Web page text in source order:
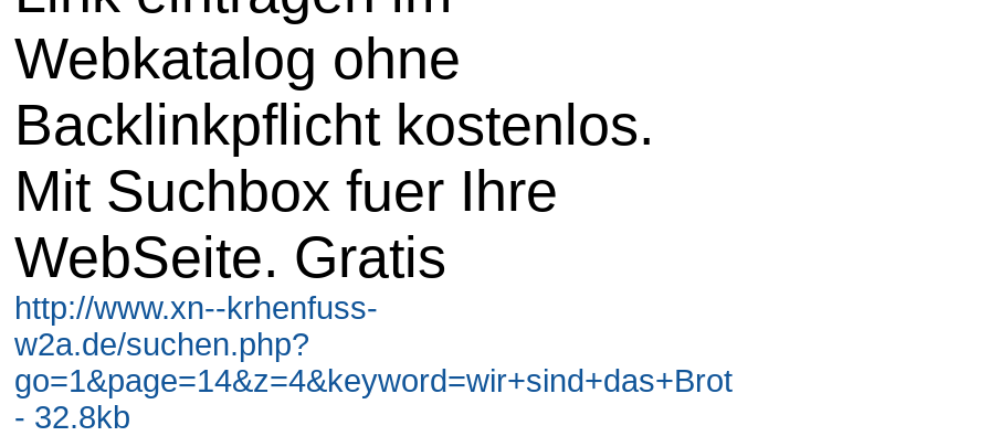
Webkatalog ohne
Backlinkpflicht kostenlos.
Mit Suchbox fuer Ihre
WebSeite. Gratis
http://www.xn--krhenfuss-
w2a.de/suchen.php?
go=1&page=14&z=4&keyword=wir+sind+das+Brot
- 32.8kb